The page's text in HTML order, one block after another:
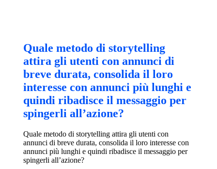
Quale metodo di storytelling
attira gli utenti con annunci di
breve durata, consolida il loro
interesse con annunci più lunghi e
quindi ribadisce il messaggio per
spingerli all’azione?
Quale metodo di storytelling attira gli utenti con
annunci di breve durata, consolida il loro interesse con
annunci più lunghi e quindi ribadisce il messaggio per
spingerli all’azione?